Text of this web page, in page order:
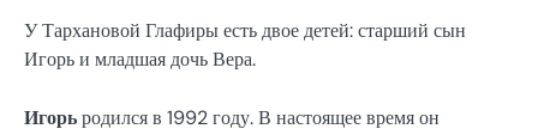
У Тархановой Глафиры есть двое детей: старший сын
Игорь и младшая дочь Вера.
Игорьродился в 1992 году. В настоящее время он